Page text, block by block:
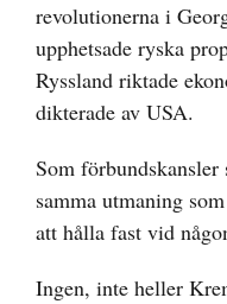
revolutionerna i
upphetsade ryska
Ryssland riktade
dikterade av USA.
Som
samma utmaning
att hålla fast vid
Ingen, inte heller